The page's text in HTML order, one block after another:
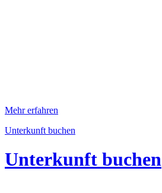
Mehr erfahren
Unterkunft buchen
Unterkunft buchen